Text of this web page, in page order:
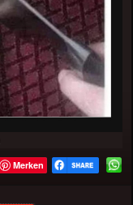
Merken